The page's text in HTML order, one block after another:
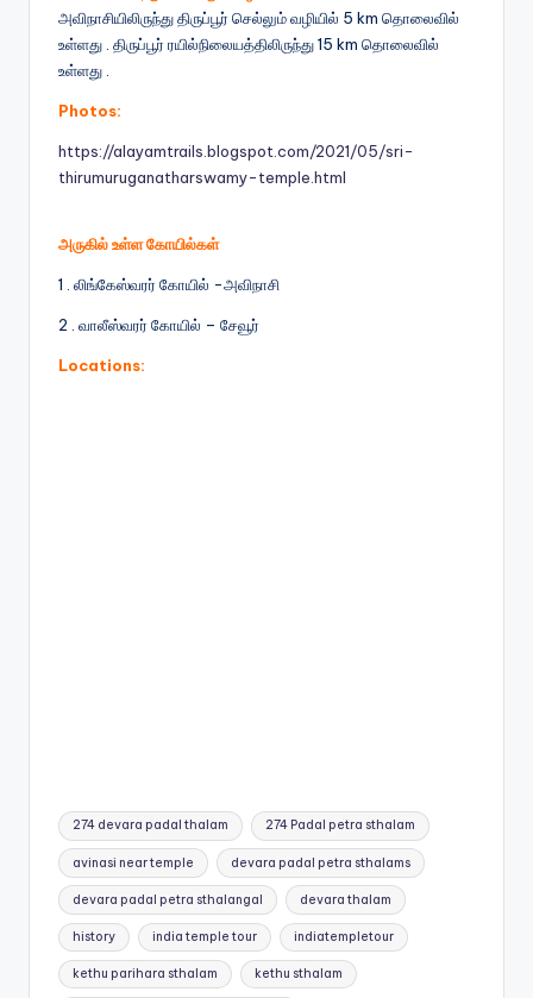
அவிநாசியிலிருந்து திருப்பூர் செல்லும் வழியில் 5 km தொலைவில்
உள்ளது . திருப்பூர் ரயில்நிலையத்திலிருந்து 15 km தொலைவில்
உள்ளது .
Photos:
https://alayamtrails.blogspot.com/2021/05/sri-
thirumuruganatharswamy-temple.html
அருகில் உள்ள கோயில்கள்
1 . லிங்கேஸ்வரர் கோயில் -அவிநாசி
2 . வாலீஸ்வரர் கோயில் – சேவூர்
Locations:
Tags:
274 devara padal thalam 274 Padal petra sthalam
avinasi near temple devara padal petra sthalams
devara padal petra sthalangal devara thalam
history india temple tour indiatempletour
kethu parihara sthalam kethu sthalam